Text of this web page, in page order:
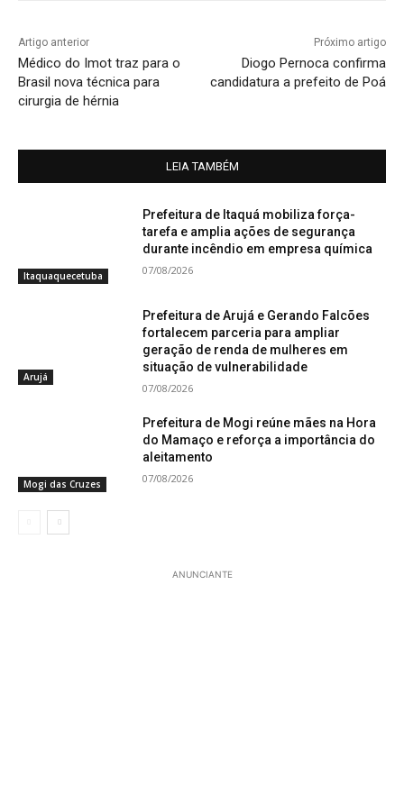
Artigo anterior
Médico do Imot traz para o
Brasil nova técnica para
cirurgia de hérnia
Próximo artigo
Diogo Pernoca confirma
candidatura a prefeito de Poá
LEIA TAMBÉM
Itaquaquecetuba
Prefeitura de Itaquá mobiliza força-
tarefa e amplia ações de segurança
durante incêndio em empresa química
07/08/2026
Arujá
Prefeitura de Arujá e Gerando Falcões
fortalecem parceria para ampliar
geração de renda de mulheres em
situação de vulnerabilidade
07/08/2026
Mogi das Cruzes
Prefeitura de Mogi reúne mães na Hora
do Mamaço e reforça a importância do
aleitamento
07/08/2026
ANUNCIANTE